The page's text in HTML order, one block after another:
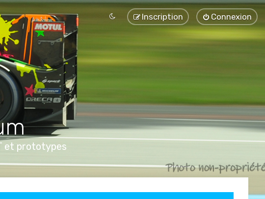
Connexion
Inscription
et prototypes